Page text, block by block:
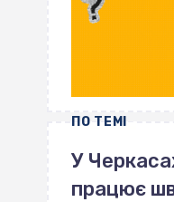
ПО ТЕМІ
У
працює